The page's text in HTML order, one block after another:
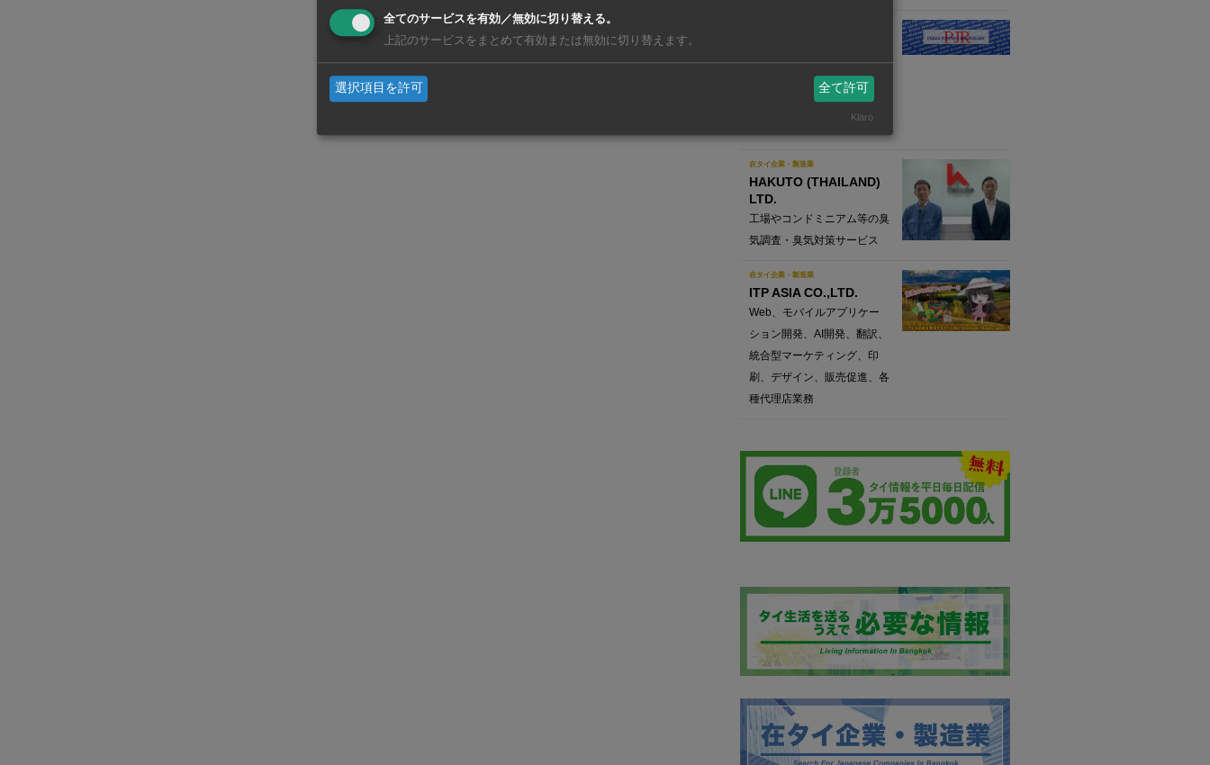
PERRY JOHNSON
在タイ企業・製造業
HAKUTO (THAILAND)
LTD.
工場やコンドミニアム等の臭
気調査・臭気対策サービス
在タイ企業・製造業
ITP ASIA CO.,LTD.
Web、モバイルアプリケー
ション開発、AI開発、翻訳、
統合型マーケティング、印
刷、デザイン、販売促進、各
種代理店業務
全てのサービスを有効／無効に切り替える。
上記のサービスをまとめて有効または無効に切り替えます。
選択項目を許可 全て許可
Klaro